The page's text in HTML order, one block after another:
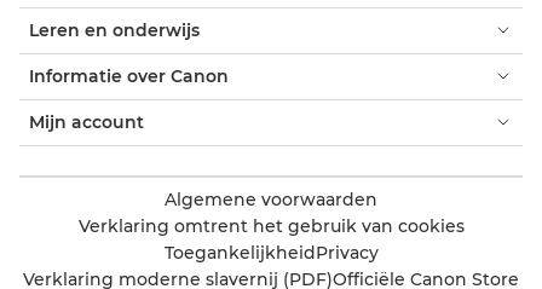
Leren en onderwijs
Informatie over Canon
Mijn account
Algemene voorwaarden
Verklaring omtrent het gebruik van cookies
ToegankelijkheidPrivacy
Verklaring moderne slavernij (PDF)Officiële Canon Store